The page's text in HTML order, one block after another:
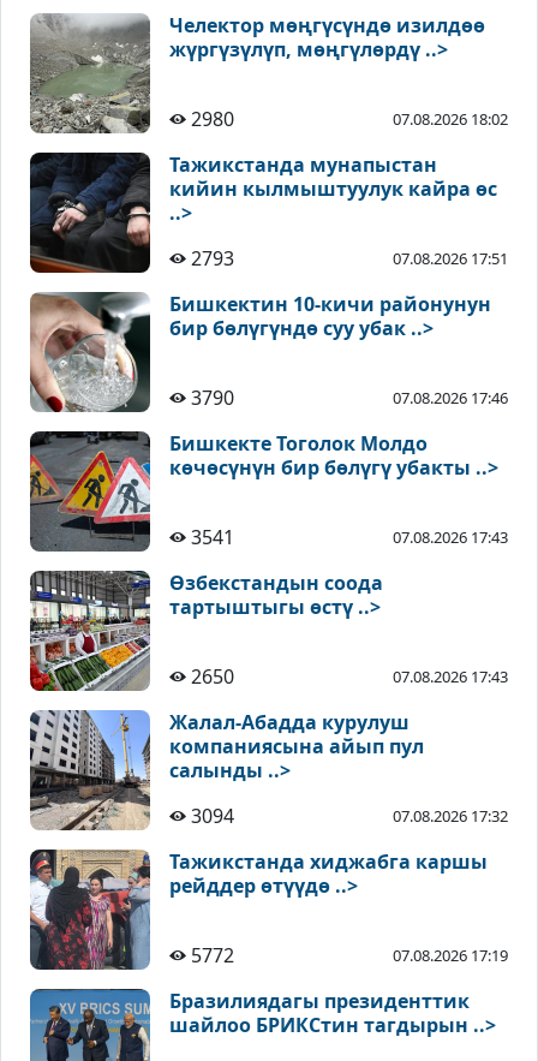
Челектор мөңгүсүндө изилдөө
жүргүзүлүп, мөңгүлөрдү ..>
2980 07.08.2026 18:02
Тажикстанда мунапыстан
кийин кылмыштуулук кайра өс
..>
2793
07.08.2026 17:51
Бишкектин 10-кичи районунун
бир бөлүгүндө суу убак ..>
3790 07.08.2026 17:46
Бишкекте Тоголок Молдо
көчөсүнүн бир бөлүгү убакты ..>
3541 07.08.2026 17:43
Өзбекстандын соода
тартыштыгы өстү ..>
2650 07.08.2026 17:43
Жалал-Абадда курулуш
компаниясына айып пул
салынды ..>
3094
07.08.2026 17:32
Тажикстанда хиджабга каршы
рейддер өтүүдө ..>
5772 07.08.2026 17:19
Бразилиядагы президенттик
шайлоо БРИКСтин тагдырын ..>